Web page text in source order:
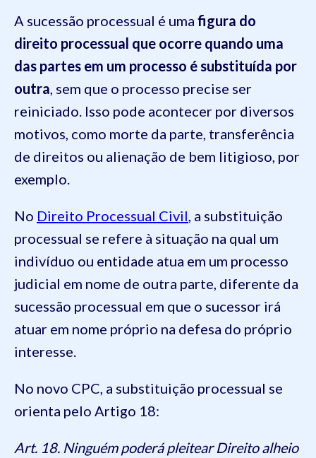
A sucessão processual é uma figura do
direito processual que ocorre quando uma
das partes em um processo é substituída por
outra , sem que o processo precise ser
reiniciado. Isso pode acontecer por diversos
motivos, como morte da parte, transferência
de direitos ou alienação de bem litigioso, por
exemplo.
No Direito Processual Civil , a substituição
processual se refere à situação na qual um
indivíduo ou entidade atua em um processo
judicial em nome de outra parte, diferente da
sucessão processual em que o sucessor irá
atuar em nome próprio na defesa do próprio
interesse.
No novo CPC, a substituição processual se
orienta pelo Artigo 18:
Art. 18. Ninguém poderá pleitear Direito alheio